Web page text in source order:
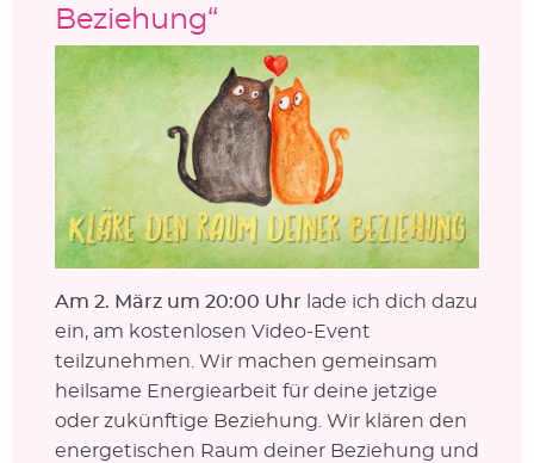
Beziehung“
Am 2. März um 20:00 Uhr lade ich dich dazu
ein, am kostenlosen Video-Event
teilzunehmen. Wir machen gemeinsam
heilsame Energiearbeit für deine jetzige
oder zukünftige Beziehung. Wir klären den
energetischen Raum deiner Beziehung und